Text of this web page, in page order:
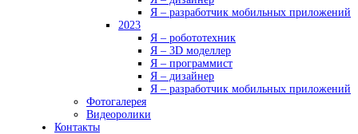
Я – разработчик мобильных приложений
2023
Я – робототехник
Я – 3D моделлер
Я – программист
Я – дизайнер
Я – разработчик мобильных приложений
Фотогалерея
Видеоролики
Контакты